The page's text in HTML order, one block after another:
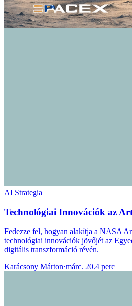
AI Strategia
Technológiai Innovációk az
Fedezze fel, hogyan alakítja a NASA
technológiai innovációk jövőjét az
digitális transzformáció révén.
Karácsony Márton·márc. 20.4 perc